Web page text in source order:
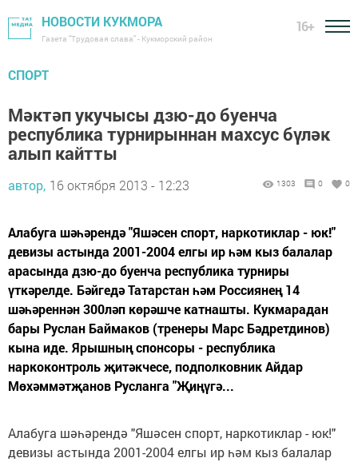
НОВОСТИ КУКМОРА
Газета "Трудовая слава" - Кукморский район
16+
СПОРТ
Мәктәп укучысы дзю-до буенча
республика турнирыннан махсус бүләк
алып кайтты
автор, 16 октября 2013 - 12:23 1303 0 0
Алабуга шәһәрендә "Яшәсен спорт, наркотиклар - юк!"
девизы астында 2001-2004 елгы ир һәм кыз балалар
арасында дзю-до буенча республика турниры
үткәрелде. Бәйгедә Татарстан һәм Россиянең 14
шәһәреннән 300ләп көрәшче катнашты. Кукмарадан
бары Руслан Баймаков (тренеры Марс Бәдретдинов)
кына иде. Ярышның спонсоры - республика
наркоконтроль җитәкчесе, подполковник Айдар
Мөхәммәтҗанов Русланга "Җиңүгә...
Алабуга шәһәрендә "Яшәсен спорт, наркотиклар - юк!"
девизы астында 2001-2004 елгы ир һәм кыз балалар